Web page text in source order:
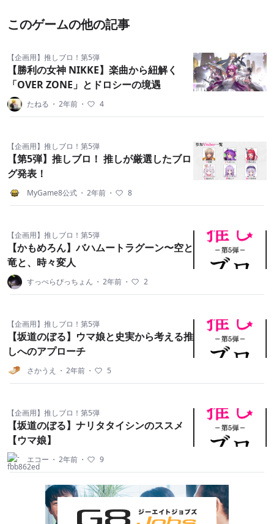
このゲームの他の記事
【企画用】推しブロ！第5弾
【勝利の女神 NIKKE】楽曲から紐解く
「OVER ZONE」とドロシーの境遇
たねる ・ 2年前 ・ 4
【企画用】推しブロ！第5弾
【第5弾】推しブロ！ 推しが厳選したブロ
グ発表！
MyGame8公式 ・ 2年前 ・ 8
【企画用】推しブロ！第5弾
【かもめろん】バハムートラグーン〜空と
竜と、時々変人
すっぺらぴっちょん ・ 2年前 ・ 2
【企画用】推しブロ！第5弾
【坂道のぼる】ウマ娘と史実から考える推
しへのアプローチ
さかうえ ・ 2年前 ・ 5
【企画用】推しブロ！第5弾
【坂道のぼる】ナリタタイシンのススメ
【ウマ娘】
エコー ・ 2年前 ・ 9